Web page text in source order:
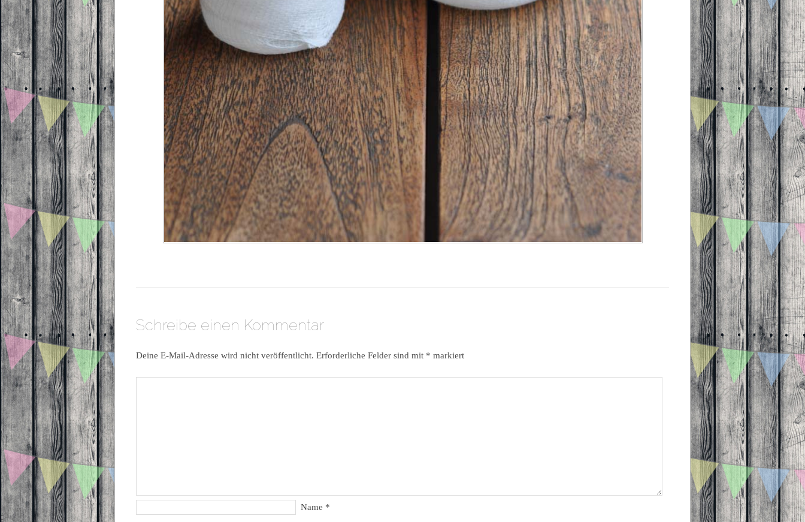
Schreibe einen Kommentar
Deine E-Mail-Adresse wird nicht veröffentlicht. Erforderliche Felder sind mit * markiert
Name *